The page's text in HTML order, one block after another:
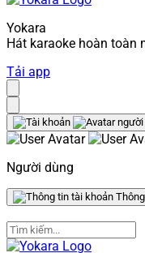
Yokara
Hát karaoke hoàn toàn
Tải app
Người dùng